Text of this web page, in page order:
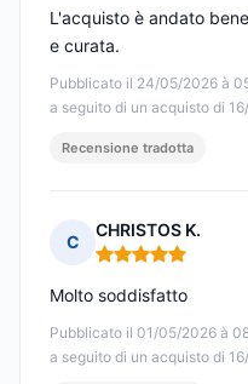
Pubblicato il 24/05/2026 à
a seguito di un acquisto di
L'acquisto è andato
e curata.
Recensione tradotta
C
CHRISTOS K.
Nota: 5 su 5
Pubblicato il 01/05/2026 à
a seguito di un acquisto di
Molto soddisfatto